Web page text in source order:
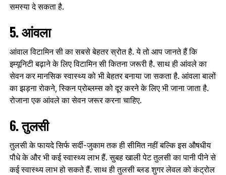
समस्या दे सकता है.
5. आंवला
आंवाल विटामिन सी का सबसे बेहतर स्रोत है. ये तो आप जानते हैं कि
इम्यूनिटी बढ़ाने के लिए विटामिन सी कितना जरूरी है. साथ ही आंवले का
सेवन कर मानसिक स्वास्थ्य को भी बेहतर बनाया जा सकता है. आंवला बालों
का झड़ना रोकने, स्किन प्रोब्लम्स को दूर करने के लिए भी जाना जाता है.
रोजाना एक आंवले का सेवन जरूर करना चाहिए.
6. तुलसी
तुलसी के फायदे सिर्फ सर्दी-जुकाम तक ही सीमित नहीं बल्कि इस औषधीय
पौधे के और भी कई स्वास्थ्य लाभ हैं. सुबह खाली पेट तुलसी का पानी पीने से
कई स्वास्थ्य लाभ हो सकते हैं. साथ ही तुलसी ब्लड शुगर लेवल को कंट्रोल